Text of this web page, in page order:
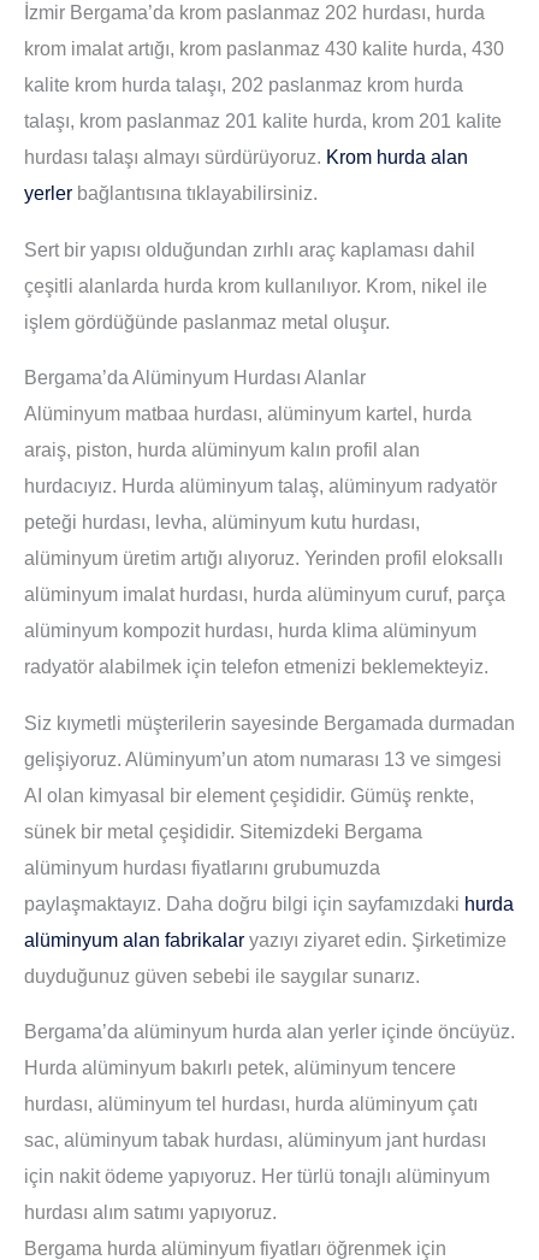
İzmir Bergama’da krom paslanmaz 202 hurdası, hurda
krom imalat artığı, krom paslanmaz 430 kalite hurda, 430
kalite krom hurda talaşı, 202 paslanmaz krom hurda
talaşı, krom paslanmaz 201 kalite hurda, krom 201 kalite
hurdası talaşı almayı sürdürüyoruz. Krom hurda alan
yerler bağlantısına tıklayabilirsiniz.
Sert bir yapısı olduğundan zırhlı araç kaplaması dahil
çeşitli alanlarda hurda krom kullanılıyor. Krom, nikel ile
işlem gördüğünde paslanmaz metal oluşur.
Bergama’da Alüminyum Hurdası Alanlar
Alüminyum matbaa hurdası, alüminyum kartel, hurda
araiş, piston, hurda alüminyum kalın profil alan
hurdacıyız. Hurda alüminyum talaş, alüminyum radyatör
peteği hurdası, levha, alüminyum kutu hurdası,
alüminyum üretim artığı alıyoruz. Yerinden profil eloksallı
alüminyum imalat hurdası, hurda alüminyum curuf, parça
alüminyum kompozit hurdası, hurda klima alüminyum
radyatör alabilmek için telefon etmenizi beklemekteyiz.
Siz kıymetli müşterilerin sayesinde Bergamada durmadan
gelişiyoruz. Alüminyum’un atom numarası 13 ve simgesi
AI olan kimyasal bir element çeşididir. Gümüş renkte,
sünek bir metal çeşididir. Sitemizdeki Bergama
alüminyum hurdası fiyatlarını grubumuzda
paylaşmaktayız. Daha doğru bilgi için sayfamızdaki hurda
alüminyum alan fabrikalar yazıyı ziyaret edin. Şirketimize
duyduğunuz güven sebebi ile saygılar sunarız.
Bergama’da alüminyum hurda alan yerler içinde öncüyüz.
Hurda alüminyum bakırlı petek, alüminyum tencere
hurdası, alüminyum tel hurdası, hurda alüminyum çatı
sac, alüminyum tabak hurdası, alüminyum jant hurdası
için nakit ödeme yapıyoruz. Her türlü tonajlı alüminyum
hurdası alım satımı yapıyoruz.
Bergama hurda alüminyum fiyatları öğrenmek için